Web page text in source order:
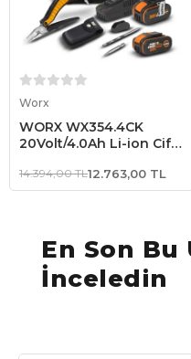
Worx
WORX WX354.4CK
20Volt/4.0Ah Li-ion Çift
Profesyonel Şarjlı
Darbeli Matkap +
Kamp Çakısı
14.394,00 TL12.763,00 TL
En Son
İnceledin